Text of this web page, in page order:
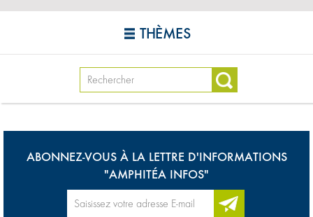
THÈMES
ABONNEZ-VOUS À LA LETTRE D'INFORMATIONS
"AMPHITÉA INFOS"